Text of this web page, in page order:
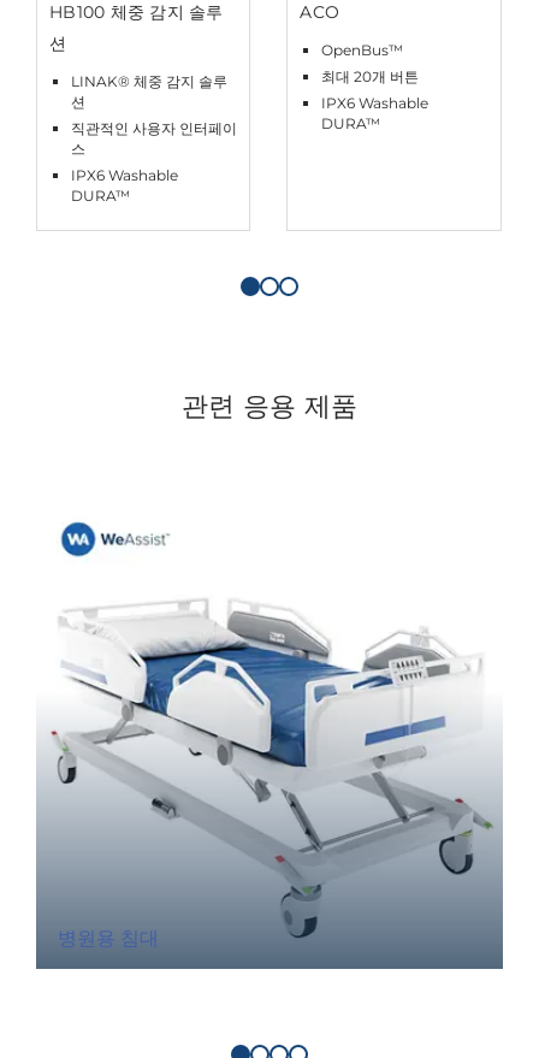
HB100 체중 감지 솔루
션
LINAK® 체중 감지 솔루
션
직관적인 사용자 인터페이
스
IPX6 Washable
DURA™
ACO
OpenBus™
최대 20개 버튼
IPX6 Washable
DURA™
관련 응용 제품
병원용 침대